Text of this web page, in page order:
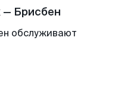
Брисбен
обслуживают